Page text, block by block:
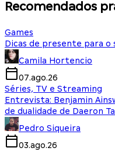
Recomendados
Games
Dicas de presente para o
Camila Hortencio
07.ago.26
Séries, TV e Streaming
Entrevista: Benjamin
de dualidade de Daeron
Pedro Siqueira
03.ago.26